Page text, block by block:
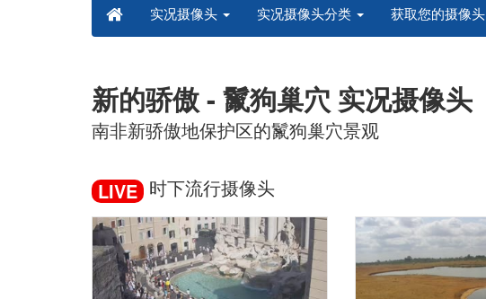
实况摄像头 实况摄像头分类 获取您的摄像头
新的骄傲 - 鬣狗巢穴 实况摄像头
南非新骄傲地保护区的鬣狗巢穴景观
LIVE 时下流行摄像头